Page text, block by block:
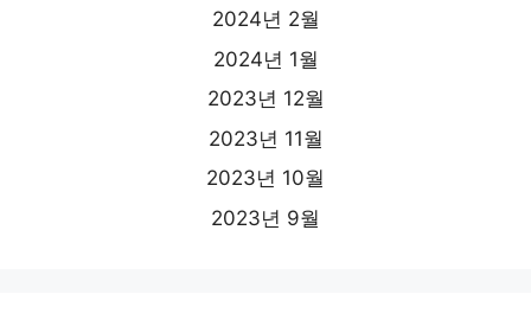
2024년 2월
2024년 1월
2023년 12월
2023년 11월
2023년 10월
2023년 9월